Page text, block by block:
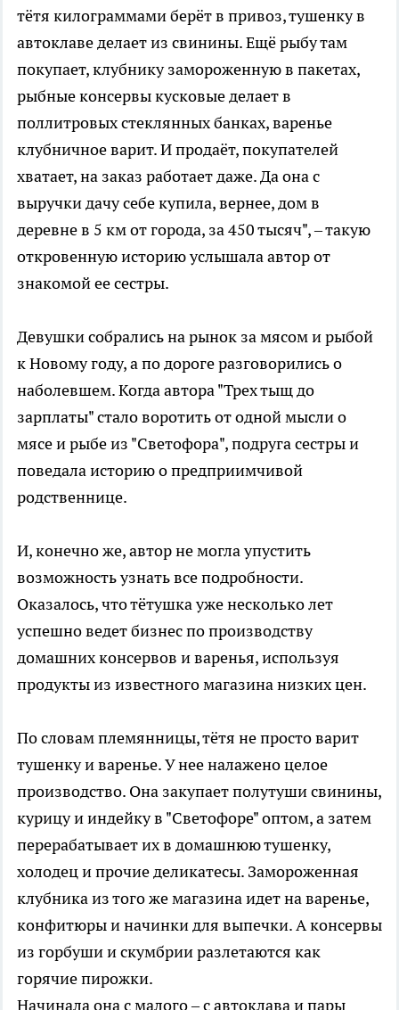
тётя килограммами берёт в привоз, тушенку в
автоклаве делает из свинины. Ещё рыбу там
покупает, клубнику замороженную в пакетах,
рыбные консервы кусковые делает в
поллитровых стеклянных банках, варенье
клубничное варит. И продаёт, покупателей
хватает, на заказ работает даже. Да она с
выручки дачу себе купила, вернее, дом в
деревне в 5 км от города, за 450 тысяч", – такую
откровенную историю услышала автор от
знакомой ее сестры.
Девушки собрались на рынок за мясом и рыбой
к Новому году, а по дороге разговорились о
наболевшем. Когда автора "Трех тыщ до
зарплаты" стало воротить от одной мысли о
мясе и рыбе из "Светофора", подруга сестры и
поведала историю о предприимчивой
родственнице.
И, конечно же, автор не могла упустить
возможность узнать все подробности.
Оказалось, что тётушка уже несколько лет
успешно ведет бизнес по производству
домашних консервов и варенья, используя
продукты из известного магазина низких цен.
По словам племянницы, тётя не просто варит
тушенку и варенье. У нее налажено целое
производство. Она закупает полутуши свинины,
курицу и индейку в "Светофоре" оптом, а затем
перерабатывает их в домашнюю тушенку,
холодец и прочие деликатесы. Замороженная
клубника из того же магазина идет на варенье,
конфитюры и начинки для выпечки. А консервы
из горбуши и скумбрии разлетаются как
горячие пирожки.
Начинала она с малого – с автоклава и пары